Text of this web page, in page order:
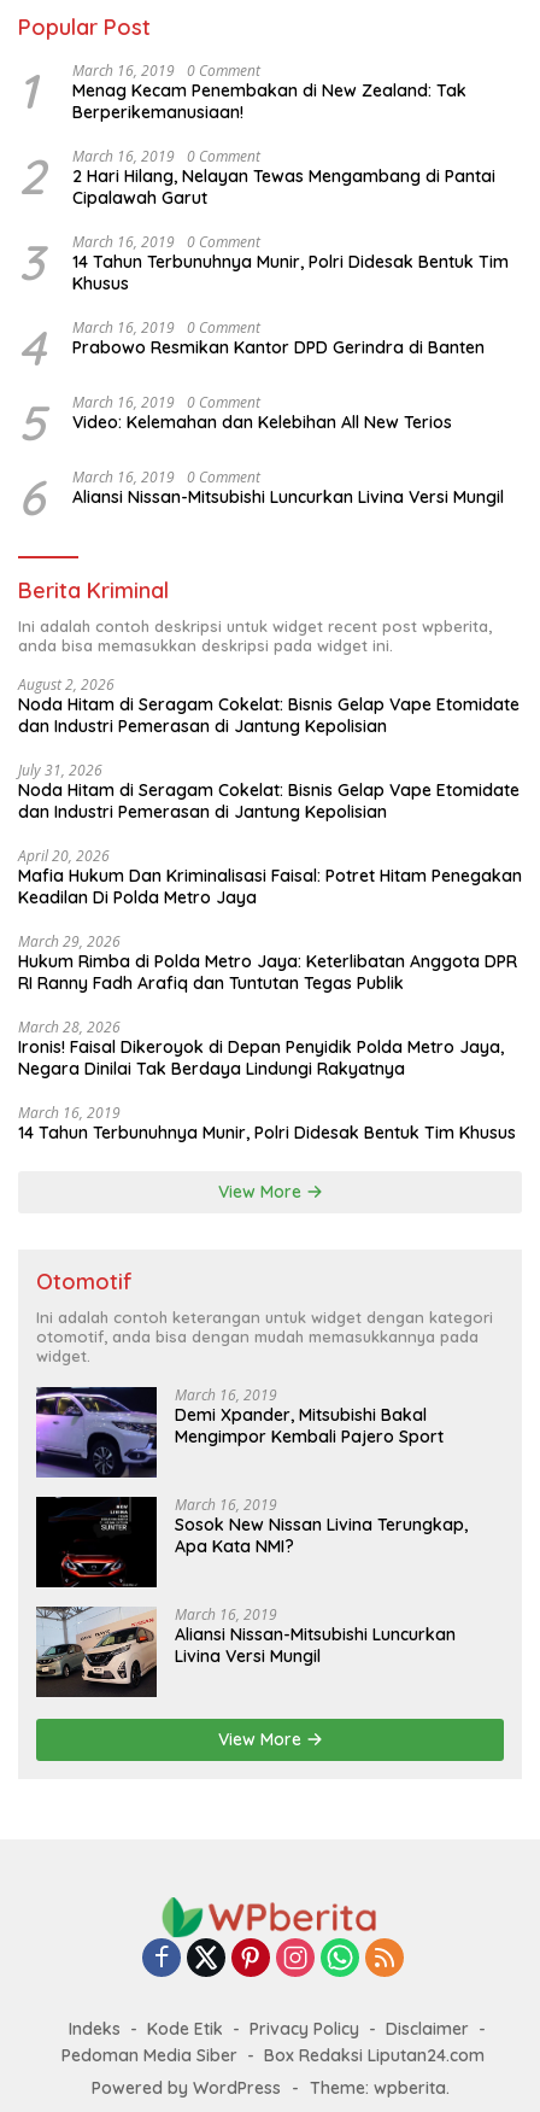
Popular Post
1 March 16, 2019 0 Comment
Menag Kecam Penembakan di New Zealand: Tak
Berperikemanusiaan!
2 March 16, 2019 0 Comment
2 Hari Hilang, Nelayan Tewas Mengambang di Pantai
Cipalawah Garut
3 March 16, 2019 0 Comment
14 Tahun Terbunuhnya Munir, Polri Didesak Bentuk Tim
Khusus
4 March 16, 2019 0 Comment
Prabowo Resmikan Kantor DPD Gerindra di Banten
5 March 16, 2019 0 Comment
Video: Kelemahan dan Kelebihan All New Terios
6 March 16, 2019 0 Comment
Aliansi Nissan-Mitsubishi Luncurkan Livina Versi Mungil
Berita Kriminal
Ini adalah contoh deskripsi untuk widget recent post wpberita,
anda bisa memasukkan deskripsi pada widget ini.
August 2, 2026
Noda Hitam di Seragam Cokelat: Bisnis Gelap Vape Etomidate
dan Industri Pemerasan di Jantung Kepolisian
July 31, 2026
Noda Hitam di Seragam Cokelat: Bisnis Gelap Vape Etomidate
dan Industri Pemerasan di Jantung Kepolisian
April 20, 2026
Mafia Hukum Dan Kriminalisasi Faisal: Potret Hitam Penegakan
Keadilan Di Polda Metro Jaya
March 29, 2026
Hukum Rimba di Polda Metro Jaya: Keterlibatan Anggota DPR
RI Ranny Fadh Arafiq dan Tuntutan Tegas Publik
March 28, 2026
Ironis! Faisal Dikeroyok di Depan Penyidik Polda Metro Jaya,
Negara Dinilai Tak Berdaya Lindungi Rakyatnya
March 16, 2019
14 Tahun Terbunuhnya Munir, Polri Didesak Bentuk Tim Khusus
View More
Otomotif
Ini adalah contoh keterangan untuk widget dengan kategori
otomotif, anda bisa dengan mudah memasukkannya pada
widget.
March 16, 2019
Demi Xpander, Mitsubishi Bakal
Mengimpor Kembali Pajero Sport
March 16, 2019
Sosok New Nissan Livina Terungkap,
Apa Kata NMI?
March 16, 2019
Aliansi Nissan-Mitsubishi Luncurkan
Livina Versi Mungil
View More
Indeks Kode Etik Privacy Policy
Disclaimer
Pedoman Media Siber
Box Redaksi Liputan24.com
Powered by WordPress
- Theme: wpberita.